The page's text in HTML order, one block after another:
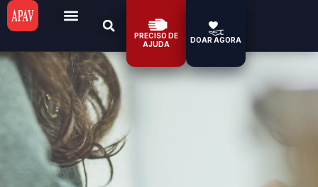
PRECISO DE
AJUDA
DOAR AGORA